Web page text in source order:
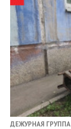
ДЕЖУРНАЯ ГРУППА